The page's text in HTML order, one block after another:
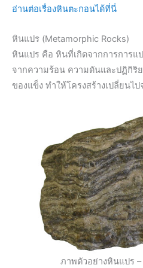
อ่านต่อเรื่องหินตะกอนได้ที่นี่
หินแปร (Metamorphic Rocks)
หินแปร คือ หินที่เกิดจากการการแ
จากความร้อน ความดันและปฏิกิริ
ของแข็ง ทำให้โครงสร้างเปลี่ยนไป
ภาพตัวอย่างหินแปร